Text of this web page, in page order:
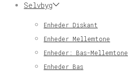
Selvbyg
Enheder Diskant
Enheder Mellemtone
Enheder: Bas-Mellemtone
Enheder Bas